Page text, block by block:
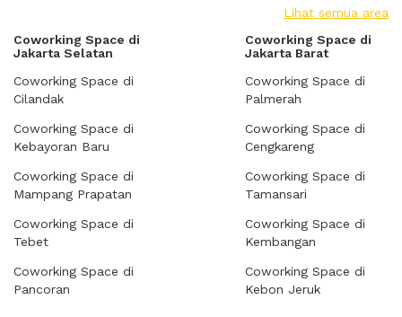
Lihat semua area
Coworking Space di
Jakarta Selatan
Coworking Space di
Cilandak
Coworking Space di
Kebayoran Baru
Coworking Space di
Mampang Prapatan
Coworking Space di
Tebet
Coworking Space di
Pancoran
Coworking Space di
Jakarta Barat
Coworking Space di
Palmerah
Coworking Space di
Cengkareng
Coworking Space di
Tamansari
Coworking Space di
Kembangan
Coworking Space di
Kebon Jeruk